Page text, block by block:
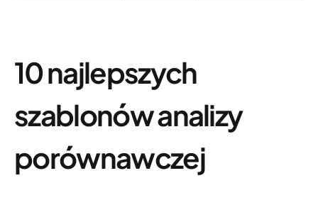
10 najlepszych
szablonów analizy
porównawczej